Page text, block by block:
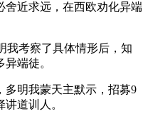
舍近求远，在西欧劝化异端
我考察了具体情形后，知
端徒。
多明我蒙天主默示，招募9
道训人。